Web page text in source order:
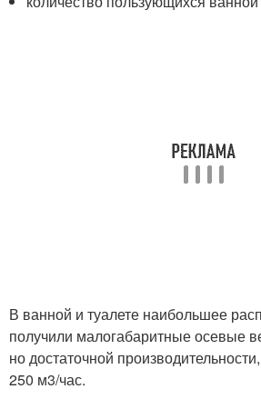
В ванной и туалете наибольшее
получили малогабаритные осевые
но достаточной
250 м3/час.